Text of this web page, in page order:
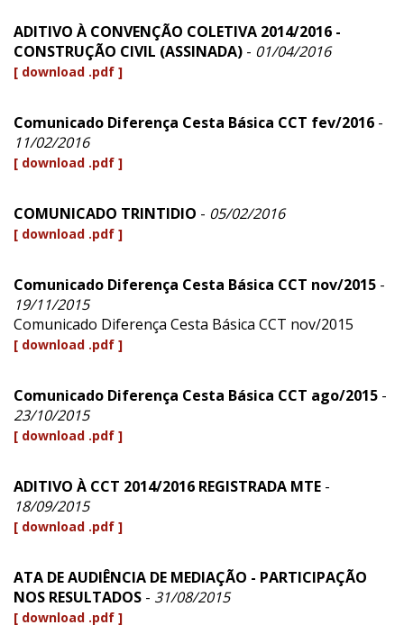
ADITIVO À CONVENÇÃO COLETIVA 2014/2016 -
CONSTRUÇÃO CIVIL (ASSINADA) - 01/04/2016
[ download .pdf ]
Comunicado Diferença Cesta Básica CCT fev/2016 -
11/02/2016
[ download .pdf ]
COMUNICADO TRINTIDIO - 05/02/2016
[ download .pdf ]
Comunicado Diferença Cesta Básica CCT nov/2015 -
19/11/2015
Comunicado Diferença Cesta Básica CCT nov/2015
[ download .pdf ]
Comunicado Diferença Cesta Básica CCT ago/2015 -
23/10/2015
[ download .pdf ]
ADITIVO À CCT 2014/2016 REGISTRADA MTE -
18/09/2015
[ download .pdf ]
ATA DE AUDIÊNCIA DE MEDIAÇÃO - PARTICIPAÇÃO
NOS RESULTADOS - 31/08/2015
[ download .pdf ]